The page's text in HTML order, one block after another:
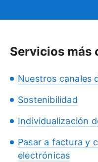
Servicios más
Nuestros canales
Sostenibilidad
Individualización
Pasar a factura y
electrónicas